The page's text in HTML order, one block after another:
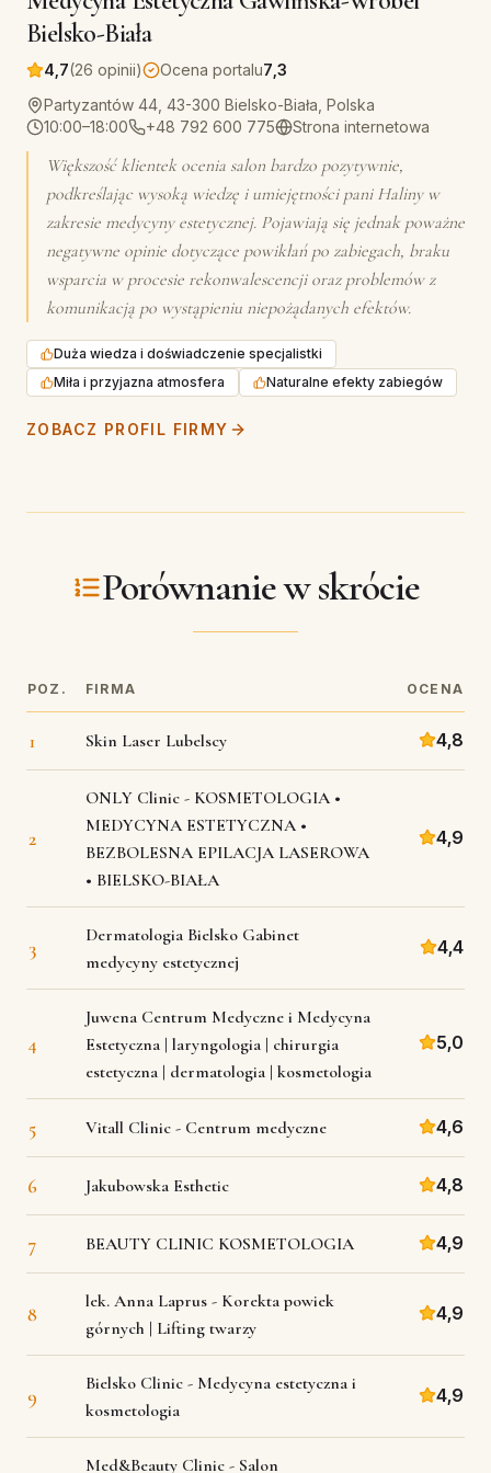
Bielsko-Biała
4,7(26 opinii) Ocena portalu7,3
Partyzantów 44, 43-300 Bielsko-Biała, Polska
10:00–18:00
+48 792 600 775 Strona internetowa
Większość klientek ocenia salon bardzo pozytywnie,
podkreślając wysoką wiedzę i umiejętności pani Haliny w
zakresie medycyny estetycznej. Pojawiają się jednak poważne
negatywne opinie dotyczące powikłań po zabiegach, braku
wsparcia w procesie rekonwalescencji oraz problemów z
komunikacją po wystąpieniu niepożądanych efektów.
Duża wiedza i doświadczenie specjalistki
Miła i przyjazna atmosfera
Naturalne efekty zabiegów
ZOBACZ PROFIL FIRMY
Porównanie w skrócie
POZ. FIRMA OCENA
1 Skin Laser Lubelscy 4,8
2
ONLY Clinic - KOSMETOLOGIA •
MEDYCYNA ESTETYCZNA •
BEZBOLESNA EPILACJA LASEROWA
• BIELSKO-BIAŁA
4,9
3
Dermatologia Bielsko Gabinet
medycyny estetycznej
4,4
4
Juwena Centrum Medyczne i Medycyna
Estetyczna | laryngologia | chirurgia
estetyczna | dermatologia | kosmetologia
5,0
5 Vitall Clinic - Centrum medyczne 4,6
6 Jakubowska Esthetic 4,8
7 BEAUTY CLINIC KOSMETOLOGIA 4,9
8
lek. Anna Laprus - Korekta powiek
górnych | Lifting twarzy
4,9
9
Bielsko Clinic - Medycyna estetyczna i
kosmetologia
4,9
Med&Beauty Clinic - Salon